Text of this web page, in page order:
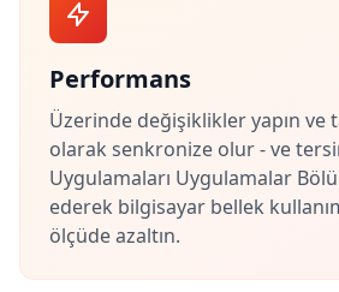
Performans
Üzerinde değişiklikler yapın ve
olarak senkronize olur - ve
Uygulamaları Uygulamalar
ederek bilgisayar bellek
ölçüde azaltın.